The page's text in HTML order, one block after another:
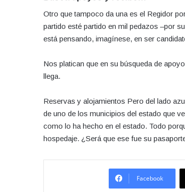
Otro que tampoco da una es el Regidor
partido esté partido en mil pedazos –por
está pensando, imagínese, en ser
Nos platican que en su búsqueda de
llega.
Reservas y alojamientos Pero del lado
de uno de los municipios del estado que
como lo ha hecho en el estado. Todo
hospedaje. ¿Será que ese fue su
Facebook